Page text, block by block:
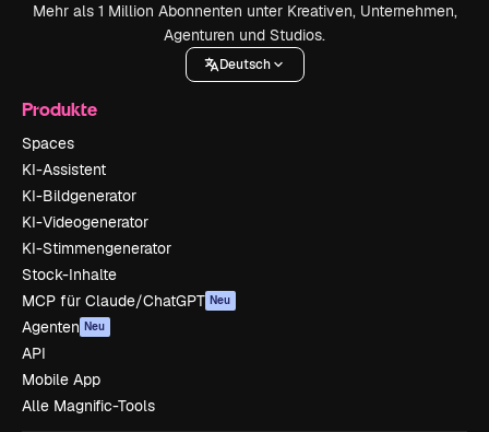
Mehr als 1 Million Abonnenten unter Kreativen, Unternehmen,
Agenturen und Studios.
Deutsch
Produkte
Spaces
KI-Assistent
KI-Bildgenerator
KI-Videogenerator
KI-Stimmengenerator
Stock-Inhalte
MCP für Claude/ChatGPT Neu
Agenten Neu
API
Mobile App
Alle Magnific-Tools